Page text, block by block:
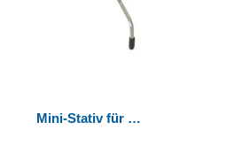
Mini-Stativ für Scanner-Kugel